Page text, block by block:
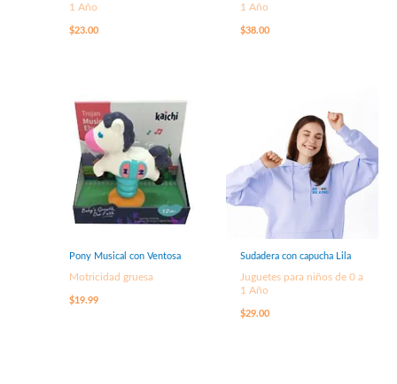
1 Año
$23.00
1 Año
$38.00
Pony Musical con Ventosa
Motricidad gruesa
$19.99
Sudadera con capucha Lila
Juguetes para niños de 0 a
1 Año
$29.00